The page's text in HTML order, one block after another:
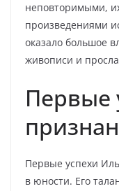
неповторимыми,
произведениями
оказало большое
живописи и
Первые
Первые успехи
в юности. Его